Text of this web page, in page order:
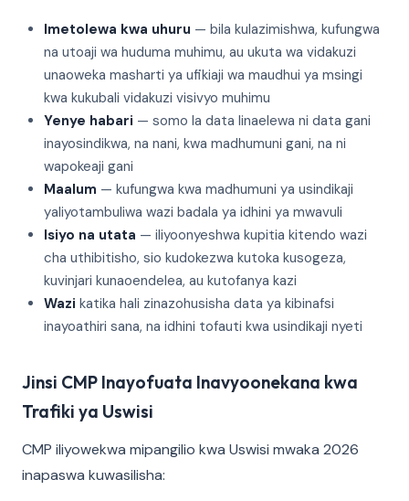
Imetolewa kwa uhuru — bila kulazimishwa, kufungwa
na utoaji wa huduma muhimu, au ukuta wa vidakuzi
unaoweka masharti ya ufikiaji wa maudhui ya msingi
kwa kukubali vidakuzi visivyo muhimu
Yenye habari — somo la data linaelewa ni data gani
inayosindikwa, na nani, kwa madhumuni gani, na ni
wapokeaji gani
Maalum — kufungwa kwa madhumuni ya usindikaji
yaliyotambuliwa wazi badala ya idhini ya mwavuli
Isiyo na utata — iliyoonyeshwa kupitia kitendo wazi
cha uthibitisho, sio kudokezwa kutoka kusogeza,
kuvinjari kunaoendelea, au kutofanya kazi
Wazi katika hali zinazohusisha data ya kibinafsi
inayoathiri sana, na idhini tofauti kwa usindikaji nyeti
Jinsi CMP Inayofuata Inavyoonekana kwa
Trafiki ya Uswisi
CMP iliyowekwa mipangilio kwa Uswisi mwaka 2026
inapaswa kuwasilisha: